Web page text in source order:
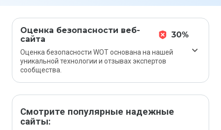
Оценка безопасности веб-
сайта
30%
Оценка безопасности WOT основана на нашей
уникальной технологии и отзывах экспертов
сообщества.
Смотрите популярные надежные
сайты: